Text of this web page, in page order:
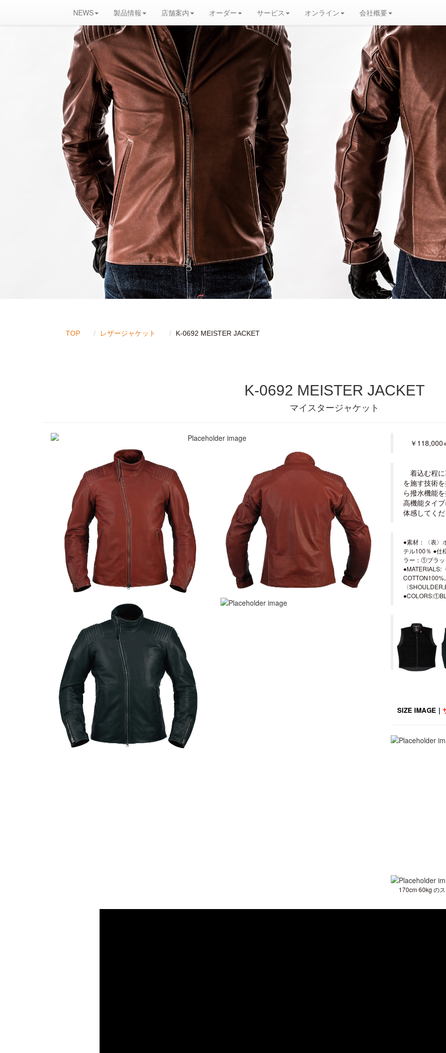
NEWS 製品情報 店舗案内 オーダー サービス オンライン 会社概要
TOP レザージャケット K-0692 MEISTER JACKET
K-0692 MEISTER JACKET
マイスタージャケット
￥
着込む程
を施す技術
ら撥水機能
高機能タイ
体感してく
●素材：〈表
テル100％ ●仕
ラー：①ブラ
〈
SIZE IMAGE｜
170cm 60kg の